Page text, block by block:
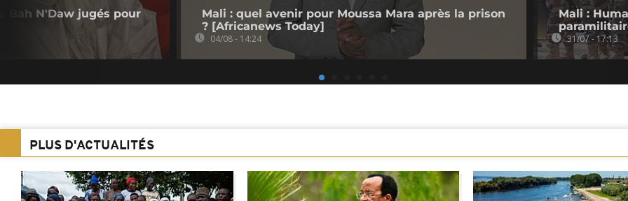
Bah N'Daw jugés pour
Mali : quel avenir pour Moussa Mara après la prison
? [Africanews Today]
04/08 - 14:24
Mali :
31/07 - 17:13
PLUS D'ACTUALITÉS